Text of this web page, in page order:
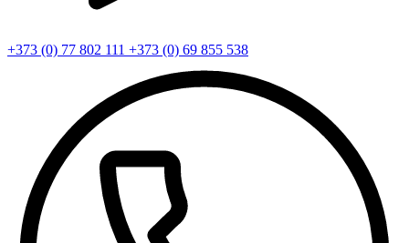
+373 (0) 77 802 111 +373 (0) 69 855 538